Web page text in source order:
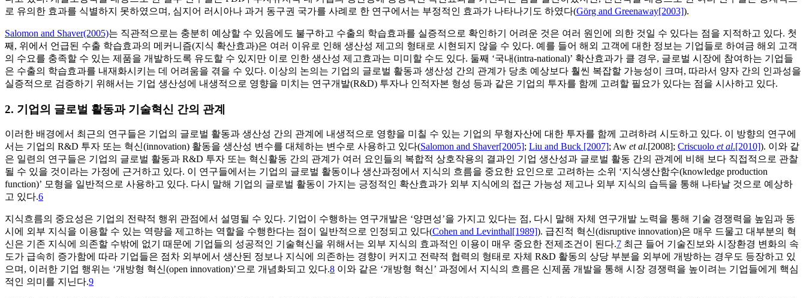
로 유의한 효과를 식별하지 못하였으며, 심지어 러시아나 과거 동구권 국가를 사례로 한 연구에서는 부정적인 효과가 나타나기도 하였다(Görg and Greenaway[2003]).
Salomon and Shaver(2005)는 직관적으로는 충분히 예상할 수 있음에도 불구하고 수출의 학습효과를 실증적으로 확인하기 어려운 것은 여러 원인에 의한 것일 수 있다는 점을 지적하고 있다. 첫
째, 위에서 언급된 수출 학습효과의 메커니즘(지식 확산효과)은 여러 이유로 인해 생산성 제고의 형태로 시현되지 않을 수 있다. 예를 들어 해외 고객에 대한 정보는 기업들로 하여금 해외 고객
의 수요를 충족할 수 있는 제품을 개발하도록 유도할 수 있지만 이로 인한 생산성 제고효과는 미미할 수도 있다. 둘째 ‘국내(intra-national)’ 확산효과가 클 경우, 글로벌 시장에 참여하는 기업들
은 수출의 학습효과를 내재화시키는 데 어려움을 겪을 수 있다. 이상의 논의는 기업의 글로벌 활동과 생산성 간의 관계가 당초 예상보다 훨씬 복잡할 가능성이 크며, 따라서 양자 간의 인과성을
실증적으로 검증하기 위해서는 기업 생산성에 내생적으로 영향을 미치는 연구개발(R&D) 투자나 인적자본 형성 등과 같은 기업의 투자를 함께 고려할 필요가 있다는 점을 시사하고 있다.
2. 기업의 글로벌 활동과 기술혁신 간의 관계
이러한 배경에서 최근의 연구들은 기업의 글로벌 활동과 생산성 간의 관계에 내생적으로 영향을 미칠 수 있는 기업의 무형자산에 대한 투자를 함께 고려하려 시도하고 있다. 이 방향의 연구에
서는 기업의 R&D 투자 또는 혁신(innovation) 활동을 생산성 변수를 대체하는 변수로 사용하고 있다(Salomon and Shaver[2005]; Liu and Buck [2007]; Aw et al.[2008]; Criscuolo et al.[2010]). 이와 같
은 일련의 연구들은 기업의 글로벌 활동과 R&D 투자 또는 혁신활동 간의 관계가 여러 요인들의 복합적 상호작용의 결과인 기업 생산성과 글로벌 활동 간의 관계에 비해 보다 직접적으로 관찰
될 수 있을 것이라는 가정에 근거하고 있다. 이 연구들에서는 기업의 글로벌 활동이나 생산과정에서 지식의 흐름을 중요한 요인으로 고려하는 소위 ‘지식생산함수(knowledge production
function)’ 모형을 일반적으로 사용하고 있다. 다시 말해 기업의 글로벌 활동이 가지는 긍정적인 확산효과가 외부 지식에의 접근 가능성 제고나 외부 지식의 습득을 통해 나타날 것으로 예상하
고 있다.6
지식흐름의 중요성은 기업의 전략적 행위 관점에서 설명될 수 있다. 기업이 수행하는 연구개발은 ‘양면성’을 가지고 있다는 점, 다시 말해 자체 연구개발 노력을 통해 기술 경쟁력을 높임과 동
시에 외부 지식을 이용할 수 있는 역량을 제고하는 역할을 수행한다는 점이 일반적으로 인정되고 있다(Cohen and Levinthal[1989]). 급진적 혁신(disruptive innovation)은 매우 드물고 대부분의 혁
신은 기존 지식에 의존할 수밖에 없기 때문에 기업들의 성공적인 기술혁신을 위해서는 외부 지식의 효과적인 이용이 매우 중요한 전제조건이 된다.7 최근 들어 기술진보와 시장환경 변화의 속
도가 급속히 증가함에 따라 기업들은 점차 외부에서 생산된 정보나 지식에 의존하는 경향이 커지고 전략적 협력의 형태로 자체 R&D 활동의 상당 부분을 외부에 개방하는 경우도 등장하고 있
으며, 이러한 기업 행위는 ‘개방형 혁신(open innovation)’으로 개념화되고 있다.8 이와 같은 ‘개방형 혁신’ 과정에서 지식의 흐름은 신제품 개발을 통해 시장 경쟁력을 높이려는 기업들에게 핵심
적인 의미를 지닌다.9